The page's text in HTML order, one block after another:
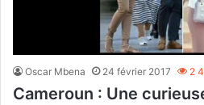
Oscar Mbena 24 février 2017 2
Cameroun : Une